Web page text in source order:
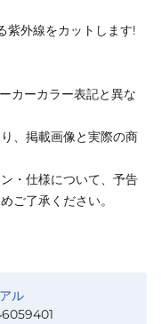
外線をカットします!
カーカラー表記と異な
、掲載画像と実際の商
・仕様について、予告
ご了承ください。
ル